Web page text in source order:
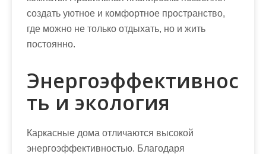
создать уютное и комфортное пространство,
где можно не только отдыхать, но и жить
постоянно.
Энергоэффективнос
ть и экология
Каркасные дома отличаются высокой
энергоэффективностью. Благодаря